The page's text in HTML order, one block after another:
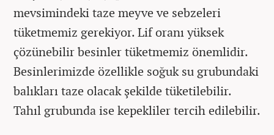
mevsimindeki taze meyve ve sebzeleri
tüketmemiz gerekiyor. Lif oranı yüksek
çözünebilir besinler tüketmemiz önemlidir.
Besinlerimizde özellikle soğuk su grubundaki
balıkları taze olacak şekilde tüketilebilir.
Tahıl grubunda ise kepekliler tercih edilebilir.